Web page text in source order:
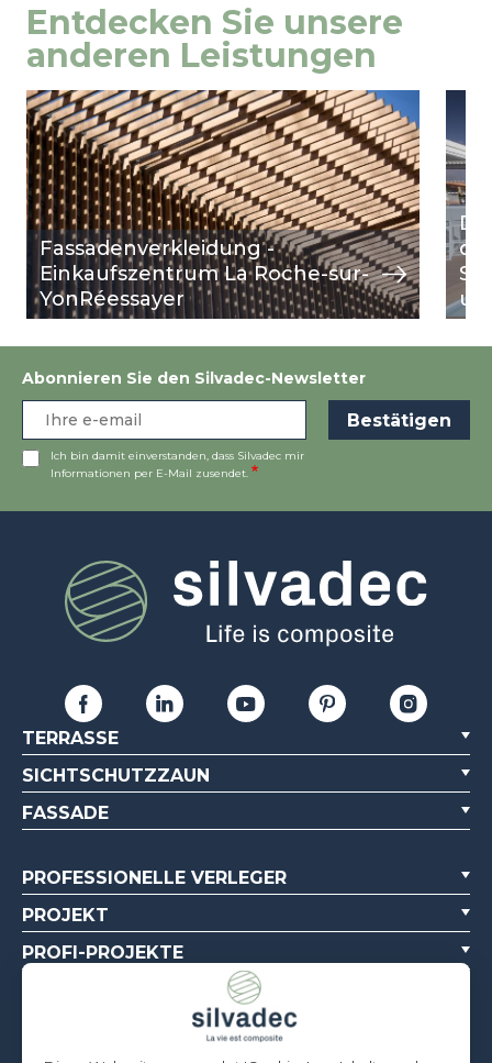
Entdecken Sie unsere
anderen Leistungen
Fassadenverkleidung -
Einkaufszentrum La Roche-sur-
YonRéessayer
Image
Ansicht
Abonnieren Sie den Silvadec-Newsletter
Ich bin damit einverstanden, dass Silvadec mir
Informationen per E-Mail zusendet.
TERRASSE
SICHTSCHUTZZAUN
FASSADE
PROFESSIONELLE VERLEGER
PROJEKT
PROFI-PROJEKTE
DOKUMENTATIONSQUELLEN